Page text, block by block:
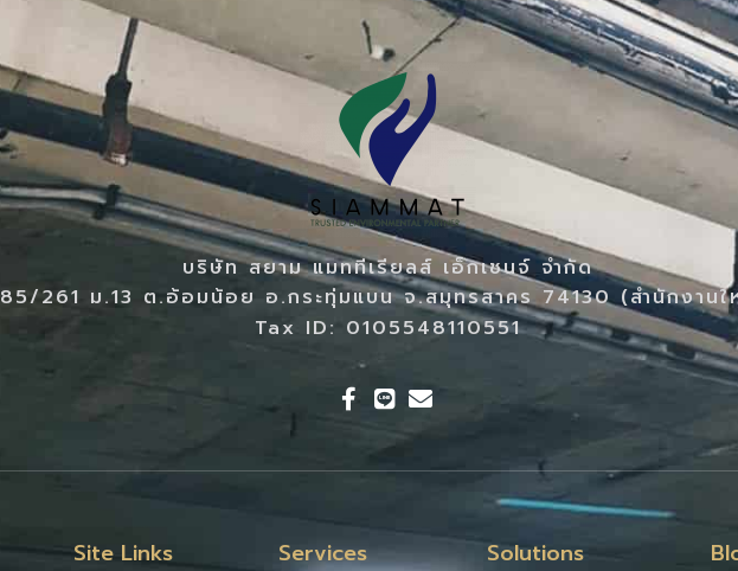
บริษัท สยาม แมททีเรียลส์ เอ็กเชนจ์ จำกัด
85/261 ม.13 ต.อ้อมน้อย อ.กระทุ่มแบน จ.สมุทรสาคร 74130 (สำนักงาน
Tax ID: 0105548110551
Site Links Services Solutions